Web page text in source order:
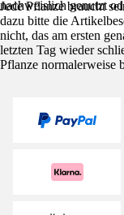
Jede Pflanze braucht
dazu bitte die
nicht, das am ersten
letzten Tag wieder
Pflanze normalerweise
nachweislich genutzt